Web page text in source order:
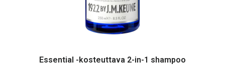
Essential -kosteuttava 2-in-1 shampoo